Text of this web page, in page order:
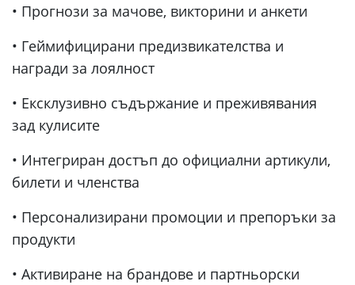
• Прогнози за мачове, викторини и анкети
• Геймифицирани предизвикателства и
награди за лоялност
• Ексклузивно съдържание и преживявания
зад кулисите
• Интегриран достъп до официални артикули,
билети и членства
• Персонализирани промоции и препоръки за
продукти
• Активиране на брандове и партньорски